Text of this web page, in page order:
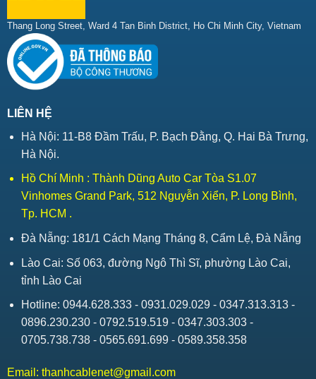
Thang Long Street, Ward 4 Tan Binh District, Ho Chi Minh City, Vietnam
LIÊN HỆ
Hà Nội: 11-B8 Đầm Trấu, P. Bạch Đằng, Q. Hai Bà Trưng,
Hà Nội.
Hồ Chí Minh : Thành Dũng Auto Car Tòa S1.07
Vinhomes Grand Park, 512 Nguyễn Xiển, P. Long Bình,
Tp. HCM .
Đà Nẵng: 181/1 Cách Mạng Tháng 8, Cẩm Lệ, Đà Nẵng
Lào Cai: Số 063, đường Ngô Thì Sĩ, phường Lào Cai,
tỉnh Lào Cai
Hotline: 0944.628.333 - 0931.029.029 - 0347.313.313 -
0896.230.230 - 0792.519.519 - 0347.303.303 -
0705.738.738 - 0565.691.699 - 0589.358.358
Email: thanhcablenet@gmail.com